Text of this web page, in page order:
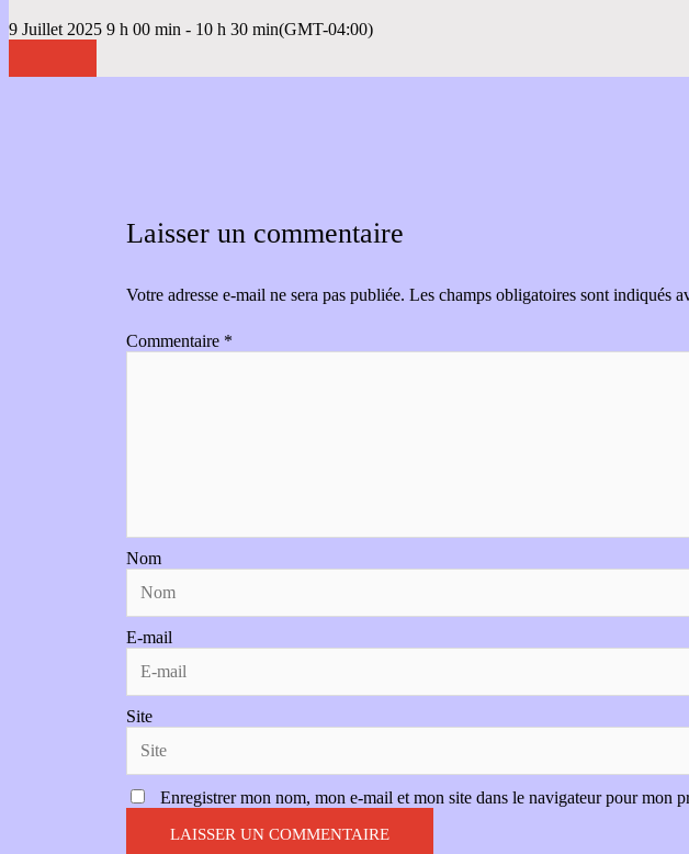
9 Juillet 2025 9 h 00 min - 10 h 30 min(GMT-04:00)
Laisser un commentaire
Votre adresse e-mail ne sera pas publiée. Les champs obligatoires sont indiqués
Commentaire *
Nom
E-mail
Site
Enregistrer mon nom, mon e-mail et mon site dans le navigateur pour mon